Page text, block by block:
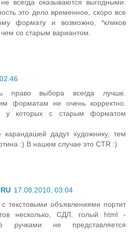
всегда оказываются выгодными.
это дело временное, скоро все
формату и возможно, *кликов
со старым вариантом.
право выбора всегда лучше.
форматам не очень корректно.
у которых с старым форматом
дадут художнику, тем
:) В нашем случае это CTR :)
17.08.2010, 03:04
текстовыми объявлениями портит
несколько, СДЛ, голый html -
ручками не представляется